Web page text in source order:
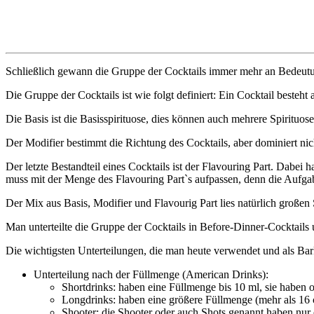
Schließlich gewann die Gruppe der Cocktails immer mehr an
Die Gruppe der Cocktails ist wie folgt definiert: Ein Cocktail besteht
Die Basis ist die Basisspirituose, dies können auch mehrere
Der Modifier bestimmt die Richtung des Cocktails, aber dominiert
Der letzte Bestandteil eines Cocktails ist der Flavouring Part. Dabei
muss mit der Menge des Flavouring Part`s aufpassen, denn die
Der Mix aus Basis, Modifier und Flavourig Part lies natürlich großen
Man unterteilte die Gruppe der Cocktails in Before-Dinner-
Die wichtigsten Unterteilungen, die man heute verwendet und als
Unterteilung nach der Füllmenge (American Drinks):
Shortdrinks: haben eine Füllmenge bis 10 ml, sie
Longdrinks: haben eine größere Füllmenge (mehr als